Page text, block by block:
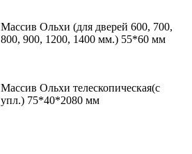
Массив Ольхи (для дверей 600, 700,
800, 900, 1200, 1400 мм.) 55*60 мм
Массив Ольхи телескопическая(с
упл.) 75*40*2080 мм